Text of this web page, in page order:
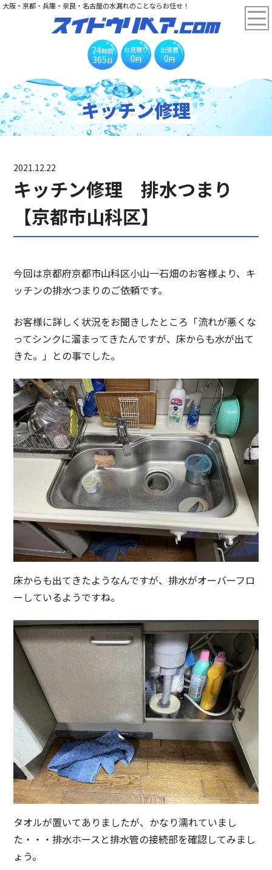
大阪・京都・兵庫・奈良・名古屋の水漏れのことならお任せ！
24時間
365日
お見積り
0円
出張費
0円
キッチン修理
2021.12.22
キッチン修理 排水つまり
【京都市山科区】
今回は京都府京都市山科区小山一石畑のお客様より、キ
ッチンの排水つまりのご依頼です。
お客様に詳しく状況をお聞きしたところ「流れが悪くな
ってシンクに溜まってきたんですが、床からも水が出て
きた。」との事でした。
床からも出てきたようなんですが、排水がオーバーフロ
ーしているようですね。
タオルが置いてありましたが、かなり濡れていまし
た・・・排水ホースと排水管の接続部を確認してみまし
ょう。